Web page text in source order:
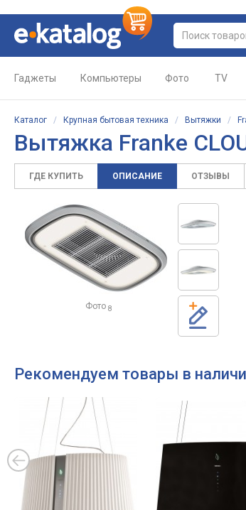
Гаджеты Компьютеры Фото TV
Каталог / Крупная бытовая техника / Вытяжки /
Вытяжка Franke
ГДЕ КУПИТЬ ОПИСАНИЕ ОТЗЫВЫ
Фото 8
Рекомендуем товары в